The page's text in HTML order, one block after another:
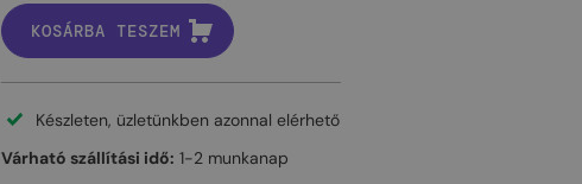
KOSÁRBA TESZEM
Készleten, üzletünkben azonnal elérhető
Várható szállítási idő: 1-2 munkanap